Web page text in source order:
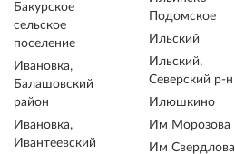
Бакурское
сельское
поселение
Ивановка,
Балашовский
район
Ивановка,
Ивантеевский
Подомское
Ильский
Ильский,
Северский р-н
Илюшкино
Им Морозова
Им Свердлова